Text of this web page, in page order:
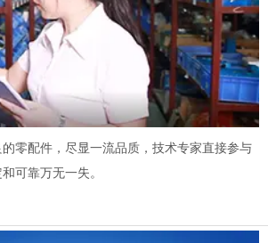
零配件，尽显一流品质，技术专家直接参与
可靠万无一失。